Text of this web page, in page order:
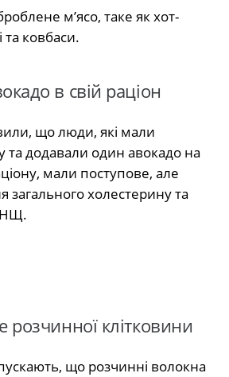
м’ясо, таке як хот-
та ковбаси.
в свій раціон
що люди, які мали
та додавали один авокадо на
мали поступове, але
холестерину та
розчинної клітковини
що розчинні волокна